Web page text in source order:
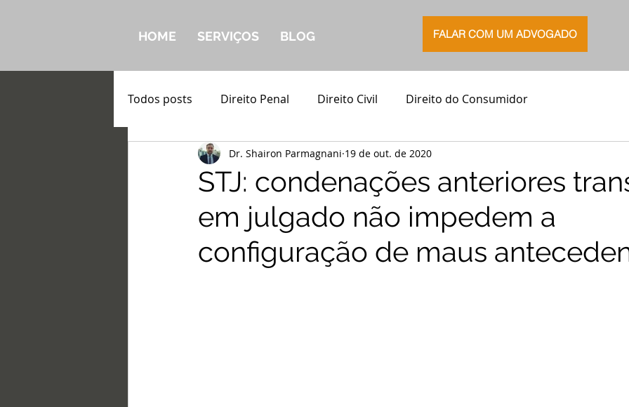
HOME SERVIÇOS BLOG FALAR COM UM ADVOGADO
Todos posts Direito Penal Direito Civil Direito do Consumidor
STJ: condenações anteriores
em julgado não impedem a
configuração de maus
Dr. Shairon Parmagnani 19 de out. de 2020